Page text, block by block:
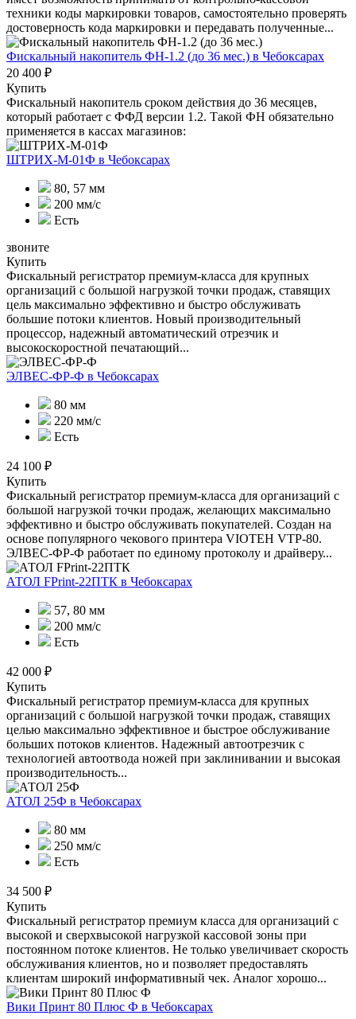
техники коды маркировки товаров, самостоятельно проверять
достоверность кода маркировки и передавать полученные...
Фискальный накопитель ФН-1.2 (до 36 мес.) в Чебоксарах
20 400 ₽
Купить
Фискальный накопитель сроком действия до 36 месяцев,
который работает с ФФД версии 1.2. Такой ФН обязательно
применяется в кассах магазинов:
ШТРИХ-М-01Ф в Чебоксарах
80, 57 мм
200 мм/с
Есть
звоните
Купить
Фискальный регистратор премиум-класса для крупных
организаций с большой нагрузкой точки продаж, ставящих
цель максимально эффективно и быстро обслуживать
большие потоки клиентов. Новый производительный
процессор, надежный автоматический отрезчик и
высокоскоростной печатающий...
ЭЛВЕС-ФР-Ф в Чебоксарах
80 мм
220 мм/с
Есть
24 100 ₽
Купить
Фискальный регистратор премиум-класса для организаций с
большой нагрузкой точки продаж, желающих максимально
эффективно и быстро обслуживать покупателей. Создан на
основе популярного чекового принтера VIOTEH VTP-80.
ЭЛВЕС-ФР-Ф работает по единому протоколу и драйверу...
АТОЛ FPrint-22ПТК в Чебоксарах
57, 80 мм
200 мм/с
Есть
42 000 ₽
Купить
Фискальный регистратор премиум-класса для крупных
организаций с большой нагрузкой точки продаж, ставящих
целью максимально эффективное и быстрое обслуживание
больших потоков клиентов. Надежный автоотрезчик с
технологией автоотвода ножей при заклинивании и высокая
производительность...
АТОЛ 25Ф в Чебоксарах
80 мм
250 мм/с
Есть
34 500 ₽
Купить
Фискальный регистратор премиум класса для организаций с
высокой и сверхвысокой нагрузкой кассовой зоны при
постоянном потоке клиентов. Не только увеличивает скорость
обслуживания клиентов, но и позволяет предоставлять
клиентам широкий информативный чек. Аналог хорошо...
Вики Принт 80 Плюс Ф в Чебоксарах